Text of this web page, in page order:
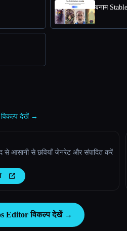
बनाम
विकल्प देखें →
से आसानी से छवियाँ जेनरेट और संपादित करें
Editor विकल्प देखें →